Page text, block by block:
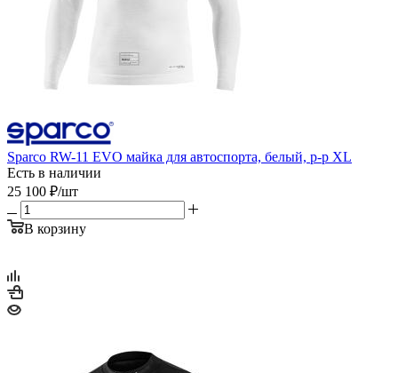
Sparco RW-11 EVO майка для автоспорта, белый, р-р XL
Есть в наличии
25 100 ₽/шт
В корзину